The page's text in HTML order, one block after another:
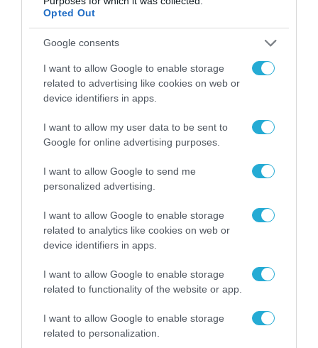
Opted Out
Google consents
I want to allow Google to enable storage
related to advertising like cookies on web or
device identifiers in apps.
I want to allow my user data to be sent to
Google for online advertising purposes.
I want to allow Google to send me
personalized advertising.
I want to allow Google to enable storage
related to analytics like cookies on web or
device identifiers in apps.
I want to allow Google to enable storage
related to functionality of the website or app.
I want to allow Google to enable storage
related to personalization.
ΔΗΜΟΣΙΑ ΔΙΟΙΚΗΣΗ